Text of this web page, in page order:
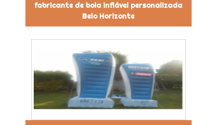
fabricante de bola inflável personalizada
Belo Horizonte